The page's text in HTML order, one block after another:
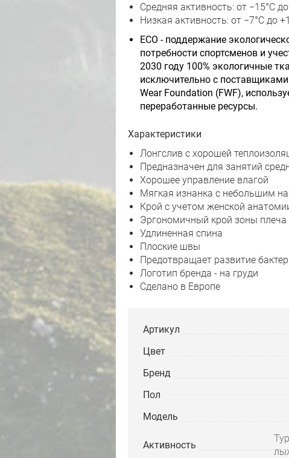
Средняя активность: от −15°C до
Низкая активность: от −7°C до
ECO - поддержание
потребности спортсменов и
2030 году 100% экологичные
исключительно с
Wear Foundation (FWF),
переработанные ресурсы.
Характеристики
Лонгслив с хорошей
Предназначен для занятий
Хорошее управление влагой
Мягкая изнанка с небольшим
Крой с учетом женской
Эргономичный крой зоны плеча
Удлиненная спина
Плоские швы
Предотвращает развитие
Логотип бренда - на груди
Сделано в Европе
Артикул
Цвет
Бренд
Пол
Модель
Активность